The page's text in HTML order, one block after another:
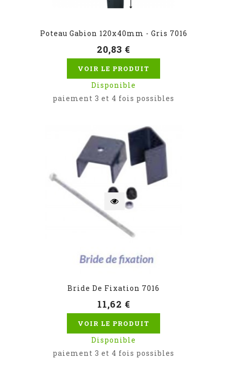
Poteau Gabion 120x40mm - Gris 7016
20,83 €
VOIR LE PRODUIT
Disponible
paiement 3 et 4 fois possibles
Bride De Fixation 7016
11,62 €
VOIR LE PRODUIT
Disponible
paiement 3 et 4 fois possibles